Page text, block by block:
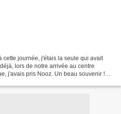
cette journée, j'étais la seule qui avait
lors de notre arrivée au centre
j'avais pris Nooz. Un beau souvenir !